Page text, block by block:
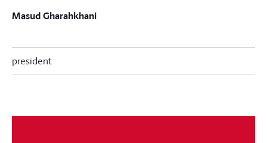
Masud Gharahkhani
president